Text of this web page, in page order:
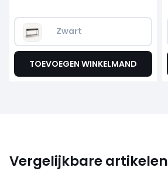
Zwart
TOEVOEGEN WINKELMAND
Vergelijkbare artikelen